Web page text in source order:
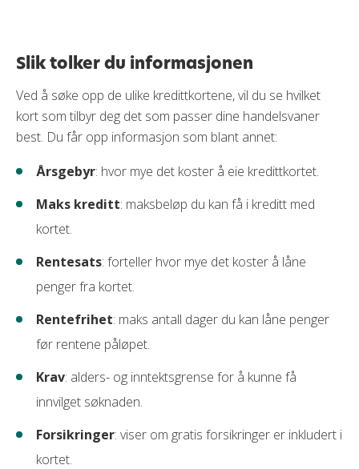
Slik tolker du informasjonen
Ved å søke opp de ulike kredittkortene, vil du se hvilket
kort som tilbyr deg det som passer dine handelsvaner
best. Du får opp informasjon som blant annet:
Årsgebyr: hvor mye det koster å eie kredittkortet.
Maks kreditt: maksbeløp du kan få i kreditt med
kortet.
Rentesats: forteller hvor mye det koster å låne
penger fra kortet.
Rentefrihet: maks antall dager du kan låne penger
før rentene påløpet.
Krav: alders- og inntektsgrense for å kunne få
innvilget søknaden.
Forsikringer: viser om gratis forsikringer er inkludert i
kortet.